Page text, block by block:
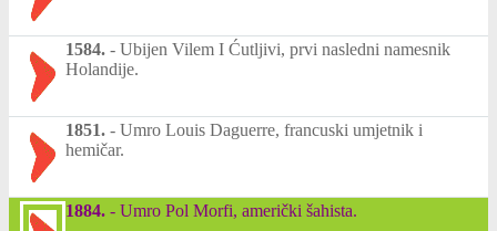
1584. - Ubijen Vilem I Ćutljivi, prvi nasledni namesnik
Holandije.
1851. - Umro Louis Daguerre, francuski umjetnik i
hemičar.
1884. - Umro Pol Morfi, američki šahista.